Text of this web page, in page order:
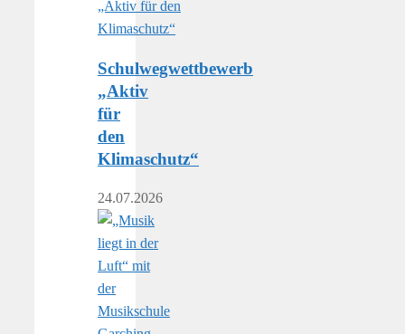
Schulwegwettbewerb
„Aktiv
für
den
Klimaschutz“
24.07.2026